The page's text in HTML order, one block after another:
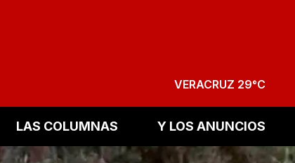
VERACRUZ 29°C
LAS COLUMNAS Y LOS ANUNCIOS